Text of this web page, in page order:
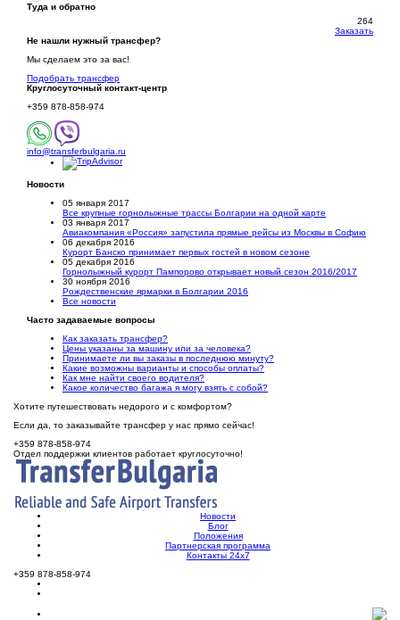
Туда и обратно
264
Заказать
Не нашли нужный трансфер?
Мы сделаем это за вас!
Подобрать трансфер
Круглосуточный контакт-центр
+359 878-858-974
info@transferbulgaria.ru
Новости
05 января 2017
Все крупные горнолыжные трассы Болгарии на одной карте
03 января 2017
Авиакомпания «Россия» запустила прямые рейсы из Москвы в Софию
06 декабря 2016
Курорт Банско принимает первых гостей в новом сезоне
05 декабря 2016
Горнолыжный курорт Пампорово открывает новый сезон 2016/2017
30 ноября 2016
Рождественские ярмарки в Болгарии 2016
Все новости
Часто задаваемые вопросы
Как заказать трансфер?
Цены указаны за машину или за человека?
Принимаете ли вы заказы в последнюю минуту?
Какие возможны варианты и способы оплаты?
Как мне найти своего водителя?
Какое количество багажа я могу взять с собой?
Хотите путешествовать недорого и с комфортом?
Если да, то заказывайте трансфер у нас прямо сейчас!
+359 878-858-974
Отдел поддержки клиентов работает круглосуточно!
Новости
Блог
Положения
Партнерская программа
Контакты 24х7
+359 878-858-974